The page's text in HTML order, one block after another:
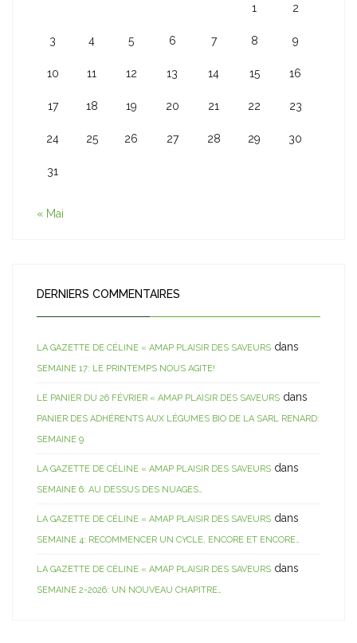
1 2
3 4 5 6 7 8 9
10 11 12 13 14 15 16
17 18 19 20 21 22 23
24 25 26 27 28 29 30
31
« Mai
DERNIERS COMMENTAIRES
LA GAZETTE DE CÉLINE « AMAP PLAISIR DES SAVEURS dans
SEMAINE 17: LE PRINTEMPS NOUS AGITE!
LE PANIER DU 26 FÉVRIER « AMAP PLAISIR DES SAVEURS dans
PANIER DES ADHÉRENTS AUX LÉGUMES BIO DE LA SARL RENARD:
SEMAINE 9
LA GAZETTE DE CÉLINE « AMAP PLAISIR DES SAVEURS dans
SEMAINE 6: AU DESSUS DES NUAGES…
LA GAZETTE DE CÉLINE « AMAP PLAISIR DES SAVEURS dans
SEMAINE 4: RECOMMENCER UN CYCLE, ENCORE ET ENCORE…
LA GAZETTE DE CÉLINE « AMAP PLAISIR DES SAVEURS dans
SEMAINE 2-2026: UN NOUVEAU CHAPITRE…